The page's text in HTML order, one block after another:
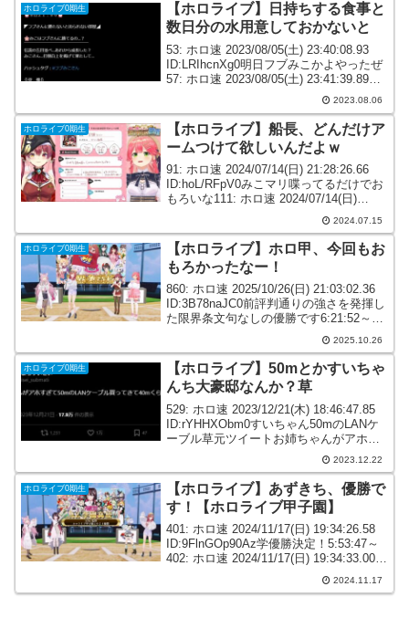
ホロライブ0期生
【ホロライブ】日持ちする食事と
数日分の水用意しておかないと
53: ホロ速 2023/08/05(土) 23:40:08.93
ID:LRIhcnXg0明日フブみこかよやったぜ
57: ホロ速 2023/08/05(土) 23:41:39.89
ID:1TRrI4JF0フブさんみこさん明日⏰６
2023.08.06
ホロライブ0期生
【ホロライブ】船長、どんだけア
ームつけて欲しいんだよｗ
91: ホロ速 2024/07/14(日) 21:28:26.66
ID:hoL/RFpV0みこマリ喋ってるだけでお
もろいな111: ホロ速 2024/07/14(日)
21:32:17.02 ID:dJFmLdXA0どんだけ液タ
2024.07.15
ホロライブ0期生
【ホロライブ】ホロ甲、今回もお
もろかったなー！
860: ホロ速 2025/10/26(日) 21:03:02.36
ID:3B78naJC0前評判通りの強さを発揮し
た限界条文句なしの優勝です6:21:52～
861: ホロ速 2025/10/26(日) 21:03:03.58
2025.10.26
ホロライブ0期生
【ホロライブ】50mとかすいちゃ
んち大豪邸なんか？草
529: ホロ速 2023/12/21(木) 18:46:47.85
ID:rYHHXObm0すいちゃん50mのLANケ
ーブル草元ツイートお姉ちゃんがアホす
ぎて50mのLANケーブル買ってきて40m
くらい余ってるNOW— さぶまちすいせ
い ...
2023.12.22
ホロライブ0期生
【ホロライブ】あずきち、優勝で
す！【ホロライブ甲子園】
401: ホロ速 2024/11/17(日) 19:34:26.58
ID:9FlnGOp90Az学優勝決定！5:53:47～
402: ホロ速 2024/11/17(日) 19:34:33.00
ID:zTcMcCTV0あずきち優勝です40...
2024.11.17